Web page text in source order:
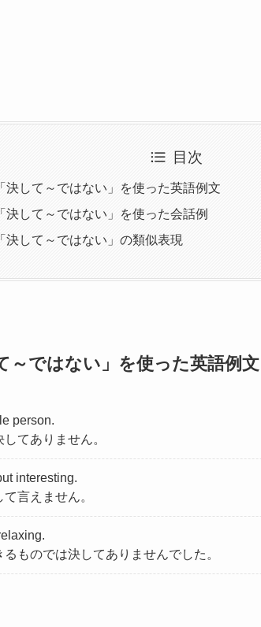
目次
して～ではない」を使った英語例文
して～ではない」を使った会話例
して～ではない」の類似表現
ではない」を使った英語例文
person.
てありません。
interesting.
言えません。
ものでは決してありませんでした。